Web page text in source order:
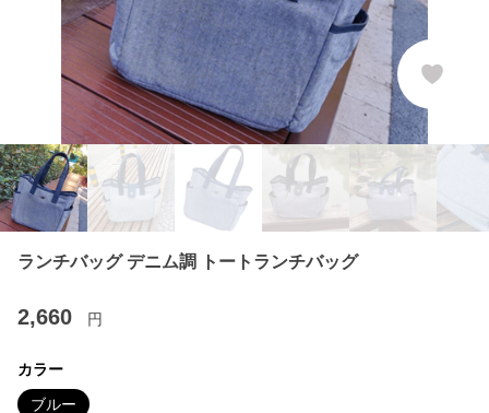
ランチバッグ デニム調 トートランチバッグ
2,660 円
カラー
ブルー